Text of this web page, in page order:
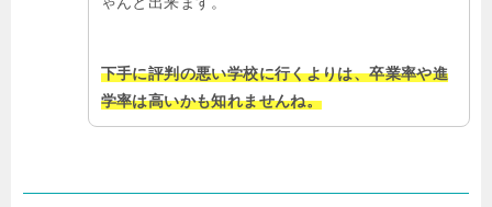
下手に評判の悪い学校に行くよりは、卒業率や進
学率は高いかも知れませんね。